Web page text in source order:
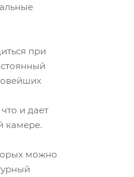
при
и дает
камере.
можно